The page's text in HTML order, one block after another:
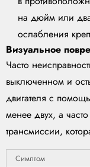
на дюйм или
ослабления
Визуальное
Часто
выключенном и
двигателя с
менее двух, а
трансмиссии,
Симптом